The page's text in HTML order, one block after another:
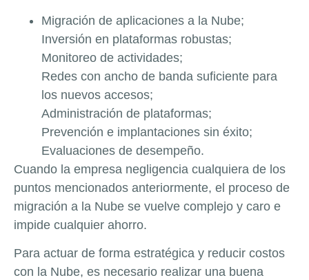
Migración de aplicaciones a la Nube;
Inversión en plataformas robustas;
Monitoreo de actividades;
Redes con ancho de banda suficiente para
los nuevos accesos;
Administración de plataformas;
Prevención e implantaciones sin éxito;
Evaluaciones de desempeño.
Cuando la empresa negligencia cualquiera de los
puntos mencionados anteriormente, el proceso de
migración a la Nube se vuelve complejo y caro e
impide cualquier ahorro.
Para actuar de forma estratégica y reducir costos
con la Nube, es necesario realizar una buena